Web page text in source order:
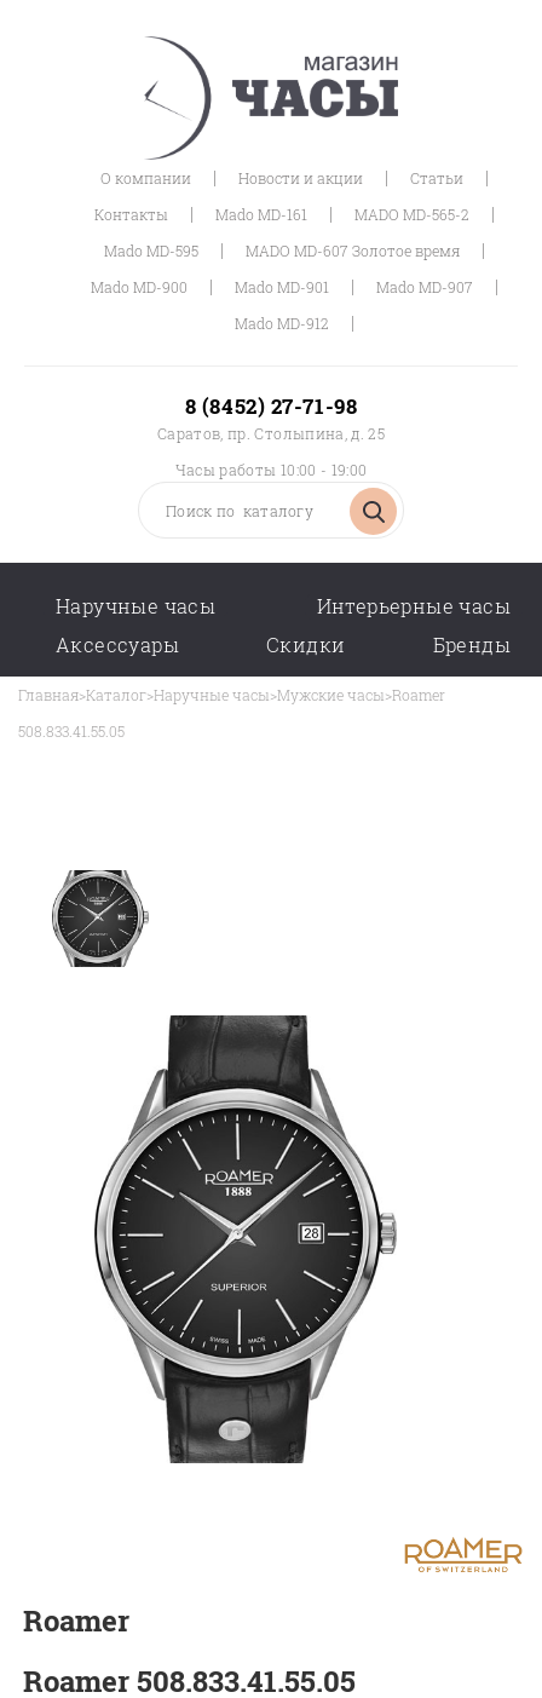
О компании | Новости и акции | Статьи |
Контакты | Mado MD-161 | MADO MD-565-2 |
Mado MD-595 | MADO MD-607 Золотое время |
Mado MD-900 | Mado MD-901 | Mado MD-907 |
Mado MD-912 |
8 (8452) 27-71-98
Саратов, пр. Столыпина, д. 25
Часы работы 10:00 - 19:00
Наручные часы
Интерьерные часы
Аксессуары
Скидки Бренды
Главная>Каталог>Наручные часы>Мужские часы>Roamer
508.833.41.55.05
Roamer
Roamer 508.833.41.55.05